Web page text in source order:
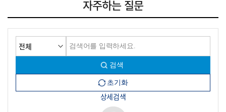
자주하는 질문
상세검색